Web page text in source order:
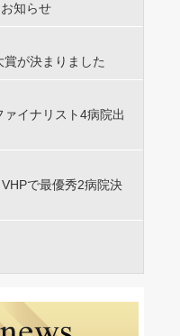
知らせ
賞が決まりました
ァイナリスト4病院出
で最優秀2病院決